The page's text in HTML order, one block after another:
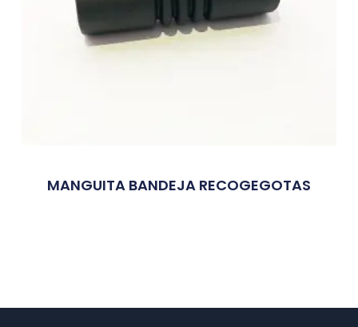
MANGUITA BANDEJA RECOGEGOTAS